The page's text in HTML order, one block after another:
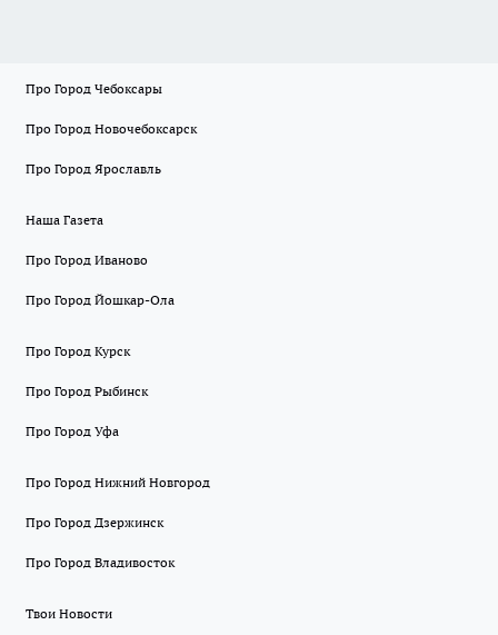
Про Город Чебоксары
Про Город Новочебоксарск
Про Город Ярославль
Наша Газета
Про Город Иваново
Про Город Йошкар-Ола
Про Город Курск
Про Город Рыбинск
Про Город Уфа
Про Город Нижний Новгород
Про Город Дзержинск
Про Город Владивосток
Твои Новости